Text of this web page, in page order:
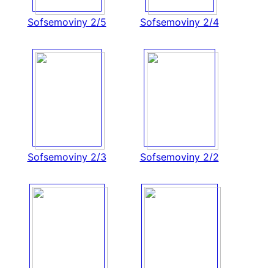
Sofsemoviny 2/5 Sofsemoviny 2/4
Sofsemoviny 2/3 Sofsemoviny 2/2